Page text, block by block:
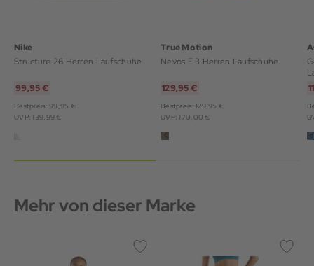
Nike
Structure 26 Herren Laufschuhe
99,95 €
Bestpreis: 99,95 €
UVP: 139,99 €
True Motion
Nevos E 3 Herren Laufschuhe
129,95 €
Bestpreis: 129,95 €
UVP: 170,00 €
Mehr von dieser Marke